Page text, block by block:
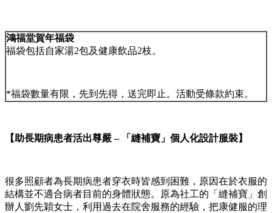
鴻福堂賀年福袋
福袋包括自家湯2包及健康飲品2枝。
*福袋數量有限，先到先得，送完即止。活動受條款約束。
【助長期病患者活出尊嚴– 「縫補寶」個人化設計服裝】
很多照顧者為長期病患者穿衣時皆感到困難，原因在於衣服的
結構並不適合病者目前的身體狀態。原為社工的「縫補寶」創
辦人劉先穎女士，利用過去在院舍服務的經驗，把康健服的理